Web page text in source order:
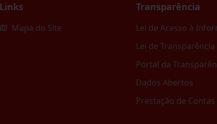
Links
Mapa do Site
Transparência
Lei de Acesso à
Lei de Transparência
Portal da
Dados Abertos
Prestação de Contas